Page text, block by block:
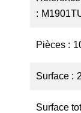
Pièces
Surface
Surface